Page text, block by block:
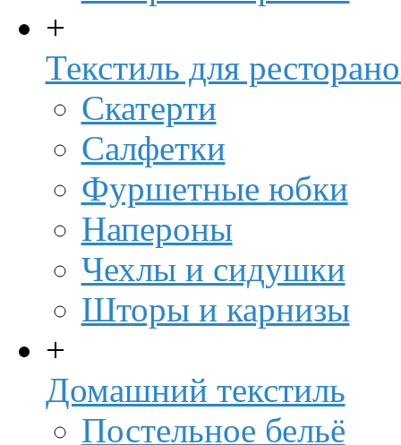
+
Текстиль для
Скатерти
Салфетки
Фуршетные юбки
Напероны
Чехлы и сидушки
Шторы и карнизы
+
Домашний текстиль
Постельное бельё